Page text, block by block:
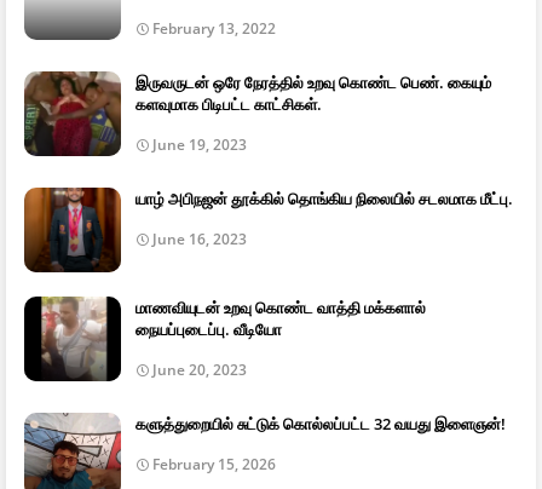
February 13, 2022
இருவருடன் ஒரே நேரத்தில் உறவு கொண்ட பெண். கையும்
களவுமாக பிடிபட்ட காட்சிகள்.
June 19, 2023
யாழ் அபிநஜன் தூக்கில் தொங்கிய நிலையில் சடலமாக மீட்பு.
June 16, 2023
மாணவியுடன் உறவு கொண்ட வாத்தி மக்களால்
நையப்புடைப்பு. வீடியோ
June 20, 2023
களுத்துறையில் சுட்டுக் கொல்லப்பட்ட 32 வயது இளைஞன்!
February 15, 2026